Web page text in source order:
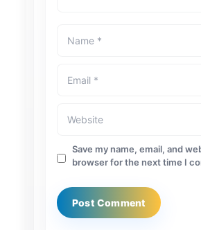
Save my name, email, and
browser for the next time I